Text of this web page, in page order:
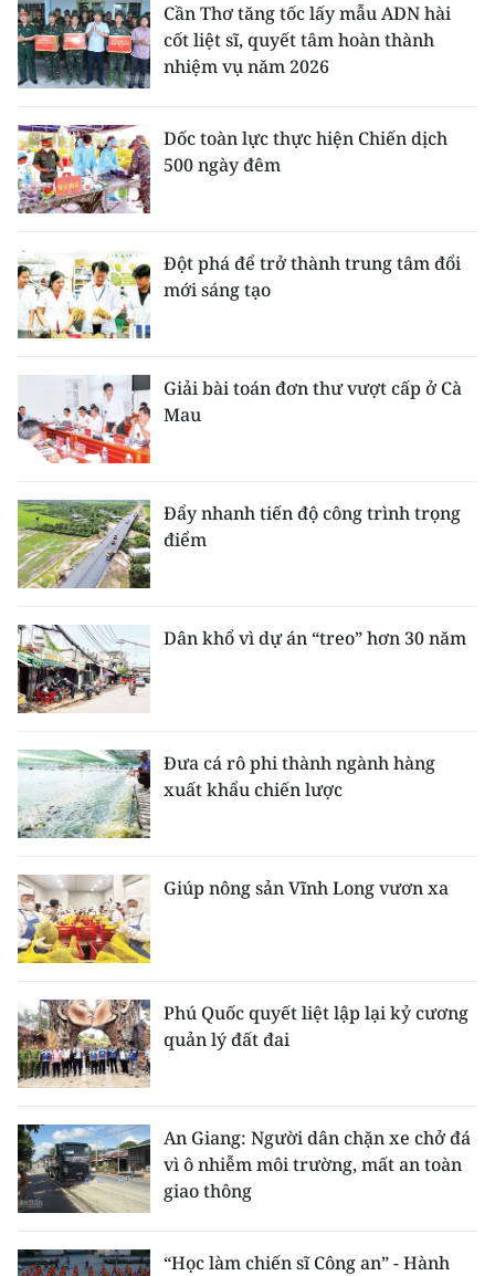
Cần Thơ tăng tốc lấy mẫu ADN hài
cốt liệt sĩ, quyết tâm hoàn thành
nhiệm vụ năm 2026
Dốc toàn lực thực hiện Chiến dịch
500 ngày đêm
Đột phá để trở thành trung tâm đổi
mới sáng tạo
Giải bài toán đơn thư vượt cấp ở Cà
Mau
Đẩy nhanh tiến độ công trình trọng
điểm
Dân khổ vì dự án “treo” hơn 30 năm
Đưa cá rô phi thành ngành hàng
xuất khẩu chiến lược
Giúp nông sản Vĩnh Long vươn xa
Phú Quốc quyết liệt lập lại kỷ cương
quản lý đất đai
An Giang: Người dân chặn xe chở đá
vì ô nhiễm môi trường, mất an toàn
giao thông
“Học làm chiến sĩ Công an” - Hành